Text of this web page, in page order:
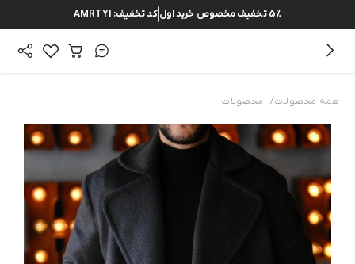
5% تخفیف مخصوص خرید اول کد تخفیف: AMRTYI
همه محصولات/ محصولات